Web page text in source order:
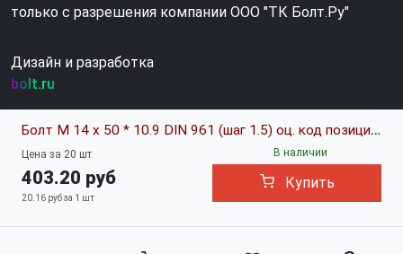
Болт М 14 х 50 * 10.9 DIN 961 (шаг 1.5) оц. код позиции 0617428
Цена за 20 шт
403.20 руб
20.16 руб за 1 шт
В наличии
Купить
только с разрешения компании ООО "ТК Болт.Ру"
Дизайн и разработка
bolt.ru